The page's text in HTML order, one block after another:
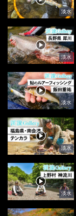
淡水
淡水
淡水
淡水
淡水